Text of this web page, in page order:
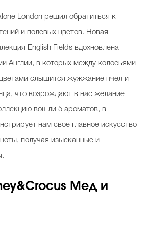
London решил обратиться к
и полевых цветов. Новая
English Fields вдохновлена
Англии, в которых между колосьями
слышится жужжание пчел и
что возрождают в нас желание
вошли 5 ароматов, в
нам свое главное искусство
получая изысканные и
Мед и